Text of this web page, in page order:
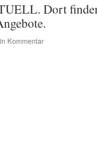
Dort
Kommentar